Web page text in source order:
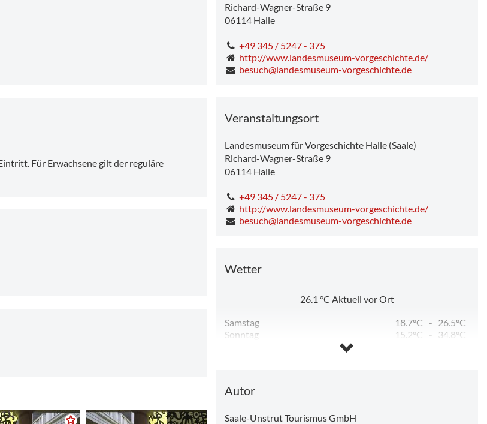
Für Erwachsene gilt der reguläre
Richard-Wagner-Straße 9
06114 Halle
+49 345 / 5247 - 375
http://www.landesmuseum-vorgeschichte.de/
besuch@landesmuseum-vorgeschichte.de
Veranstaltungsort
Landesmuseum für Vorgeschichte Halle (Saale)
Richard-Wagner-Straße 9
06114 Halle
+49 345 / 5247 - 375
http://www.landesmuseum-vorgeschichte.de/
besuch@landesmuseum-vorgeschichte.de
Wetter
26.1 °C Aktuell vor Ort
Samstag 18.7°C - 26.5°C
Sonntag
15.2°C -
34.8°C
Autor
Saale-Unstrut Tourismus GmbH